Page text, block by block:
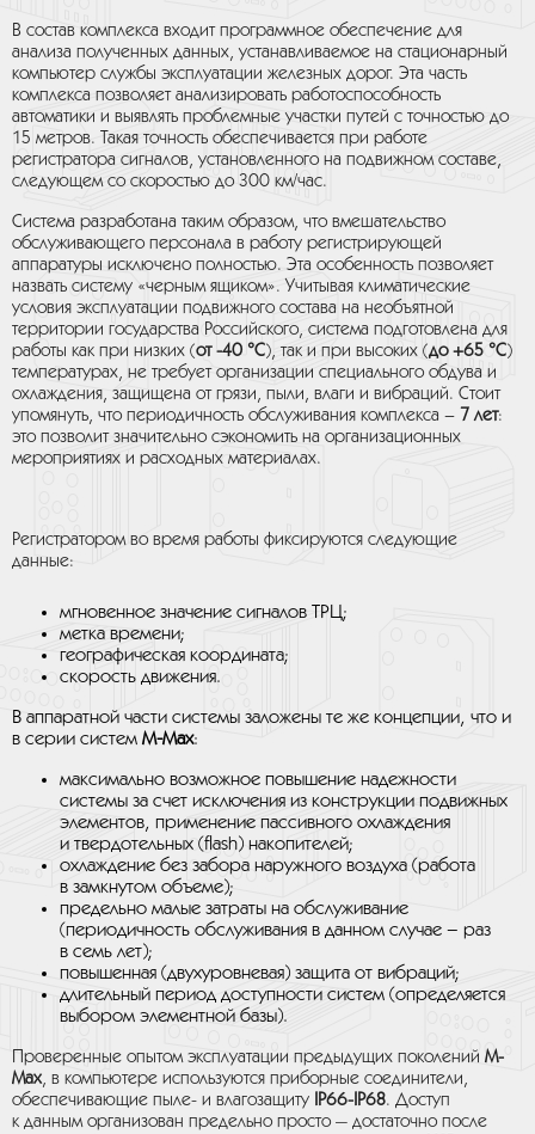
В состав комплекса входит программное обеспечение для
анализа полученных данных, устанавливаемое на стационарный
компьютер службы эксплуатации железных дорог. Эта часть
комплекса позволяет анализировать работоспособность
автоматики и выявлять проблемные участки путей с точностью до
15 метров. Такая точность обеспечивается при работе
регистратора сигналов, установленного на подвижном составе,
следующем со скоростью до 300 км/час.
Система разработана таким образом, что вмешательство
обслуживающего персонала в работу регистрирующей
аппаратуры исключено полностью. Эта особенность позволяет
назвать систему «черным ящиком». Учитывая климатические
условия эксплуатации подвижного состава на необъятной
территории государства Российского, система подготовлена для
работы как при низких (от -40 °С), так и при высоких (до +65 °С)
температурах, не требует организации специального обдува и
охлаждения, защищена от грязи, пыли, влаги и вибраций. Стоит
упомянуть, что периодичность обслуживания комплекса – 7 лет:
это позволит значительно сэкономить на организационных
мероприятиях и расходных материалах.
Регистратором во время работы фиксируются следующие
данные:
мгновенное значение сигналов ТРЦ;
метка времени;
географическая координата;
скорость движения.
В аппаратной части системы заложены те же концепции, что и
в серии систем М-Мах:
максимально возможное повышение надежности
системы за счет исключения из конструкции подвижных
элементов, применение пассивного охлаждения
и твердотельных (flash) накопителей;
охлаждение без забора наружного воздуха (работа
в замкнутом объеме);
предельно малые затраты на обслуживание
(периодичность обслуживания в данном случае – раз
в семь лет);
повышенная (двухуровневая) защита от вибраций;
длительный период доступности систем (определяется
выбором элементной базы).
Проверенные опытом эксплуатации предыдущих поколений M-
Max, в компьютере используются приборные соединители,
обеспечивающие пыле- и влагозащиту
IP66-IP68. Доступ
к данным организован предельно просто — достаточно после